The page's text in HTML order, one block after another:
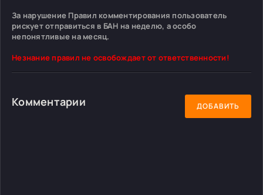
За нарушение Правил комментирования пользователь
рискует отправиться в БАН на неделю, а особо
непонятливые на месяц.
Незнание правил не освобождает от ответственности!
Комментарии ДОБАВИТЬ